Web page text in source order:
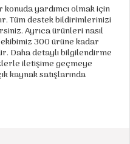
yardımcı olmak için
Tüm destek bildirimlerinizi
Ayrıca ürünleri nasıl
300 ürüne kadar
Daha detaylı bilgilendirme
iletişime geçmeye
kaynak satışlarında